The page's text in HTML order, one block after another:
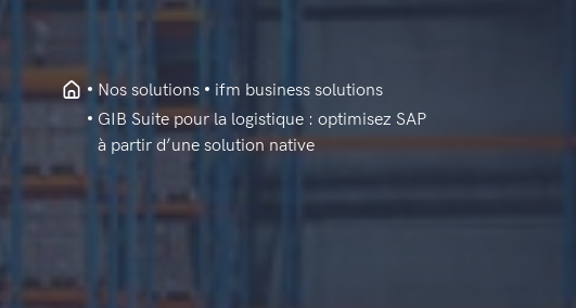
Nos solutions
ifm business solutions
GIB Suite pour la logistique : optimisez SAP
à partir d’une solution native